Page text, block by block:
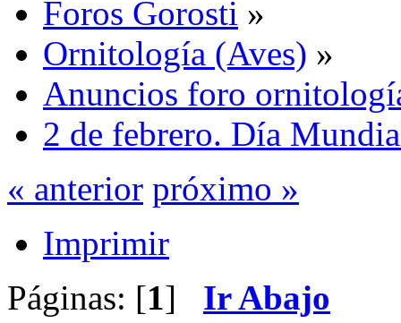
Foros Gorosti »
Ornitología (Aves) »
Anuncios foro
2 de febrero. Día
« anterior próximo »
Imprimir
Páginas: [1] Ir Abajo